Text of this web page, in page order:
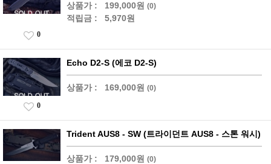
상품가 : 199,000원 (0)
적립금 : 5,970원
0
Echo D2-S (에코 D2-S)
상품가 : 169,000원 (0)
0
Trident AUS8 - SW (트라이던트 AUS8 - 스톤 워시)
상품가 : 179,000원 (0)